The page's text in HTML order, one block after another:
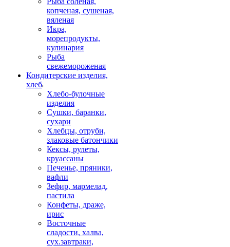
копченая, сушеная,
вяленая
Икра,
морепродукты,
кулинария
Рыба
свежемороженая
Кондитерские изделия,
хлеб
Хлебо-булочные
изделия
Сушки, баранки,
сухари
Хлебцы, отруби,
злаковые батончики
Кексы, рулеты,
круассаны
Печенье, пряники,
вафли
Зефир, мармелад,
пастила
Конфеты, драже,
ирис
Восточные
сладости, халва,
сух.завтраки,